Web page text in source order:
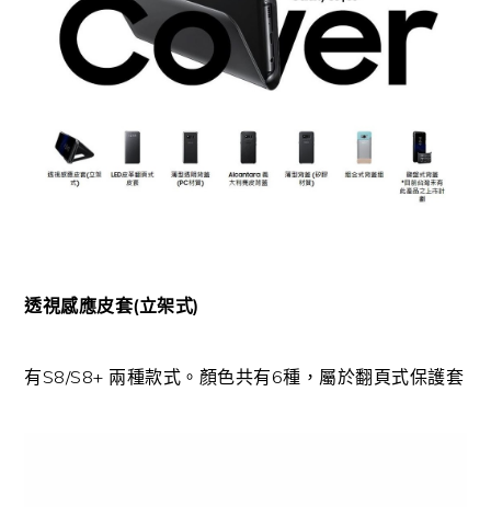
透視感應皮套(立架式)
有S8/S8+ 兩種款式。顏色共有6種，屬於翻頁式保護套